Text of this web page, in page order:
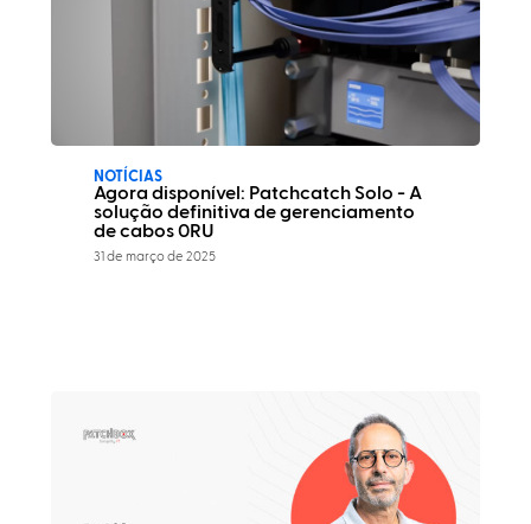
NOTÍCIAS
Agora disponível: Patchcatch Solo - A
solução definitiva de gerenciamento
de cabos 0RU
31 de março de 2025